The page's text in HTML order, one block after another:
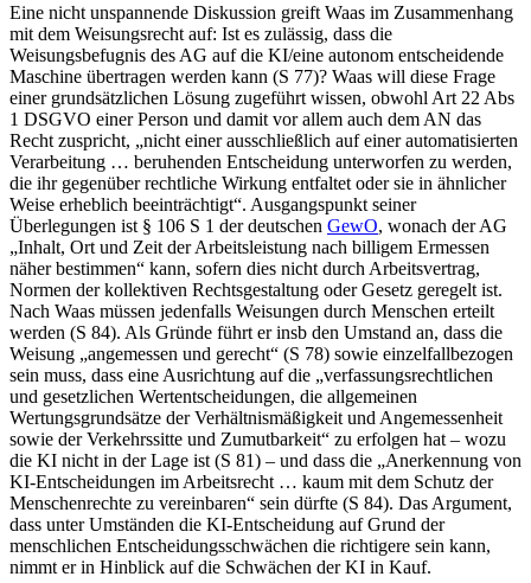
Eine nicht unspannende Diskussion greift Waas im Zusammenhang
mit dem Weisungsrecht auf: Ist es zulässig, dass die
Weisungsbefugnis des AG auf die KI/eine autonom entscheidende
Maschine übertragen werden kann (S 77)? Waas will diese Frage
einer grundsätzlichen Lösung zugeführt wissen, obwohl Art 22 Abs
1 DSGVO einer Person und damit vor allem auch dem AN das
Recht zuspricht, „nicht einer ausschließlich auf einer automatisierten
Verarbeitung … beruhenden Entscheidung unterworfen zu werden,
die ihr gegenüber rechtliche Wirkung entfaltet oder sie in ähnlicher
Weise erheblich beeinträchtigt“. Ausgangspunkt seiner
Überlegungen ist § 106 S 1 der deutschen GewO, wonach der AG
„Inhalt, Ort und Zeit der Arbeitsleistung nach billigem Ermessen
näher bestimmen“ kann, sofern dies nicht durch Arbeitsvertrag,
Normen der kollektiven Rechtsgestaltung oder Gesetz geregelt ist.
Nach Waas müssen jedenfalls Weisungen durch Menschen erteilt
werden (S 84). Als Gründe führt er insb den Umstand an, dass die
Weisung „angemessen und gerecht“ (S 78) sowie einzelfallbezogen
sein muss, dass eine Ausrichtung auf die „verfassungsrechtlichen
und gesetzlichen Wertentscheidungen, die allgemeinen
Wertungsgrundsätze der Verhältnismäßigkeit und Angemessenheit
sowie der Verkehrssitte und Zumutbarkeit“ zu erfolgen hat – wozu
die KI nicht in der Lage ist (S 81) – und dass die „Anerkennung von
KI-Entscheidungen im Arbeitsrecht … kaum mit dem Schutz der
Menschenrechte zu vereinbaren“ sein dürfte (S 84). Das Argument,
dass unter Umständen die KI-Entscheidung auf Grund der
menschlichen Entscheidungsschwächen die richtigere sein kann,
nimmt er in Hinblick auf die Schwächen der KI in Kauf.